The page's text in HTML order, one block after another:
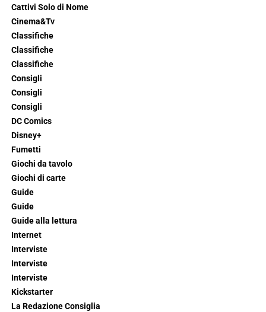
Cattivi Solo di Nome
Cinema&Tv
Classifiche
Classifiche
Classifiche
Consigli
Consigli
Consigli
DC Comics
Disney+
Fumetti
Giochi da tavolo
Giochi di carte
Guide
Guide
Guide alla lettura
Internet
Interviste
Interviste
Interviste
Kickstarter
La Redazione Consiglia